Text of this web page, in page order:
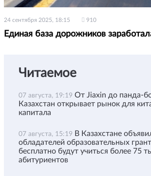
24 сентября 2025, 18:15 910
Единая база дорожников
Читаемое
07 августа, 19:19 От Jiaxin до панда-
Казахстан открывает рынок для
капитала
07 августа, 15:19 В Казахстане
обладателей образовательных
бесплатно будут учиться более 75
абитуриентов